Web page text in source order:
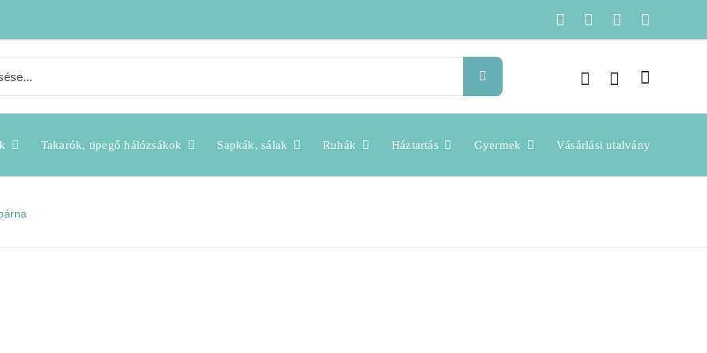
Takarók, tipegő hálózsákok Sapkák, sálak Ruhák Háztartás Gyermek Vásárlási utalvány